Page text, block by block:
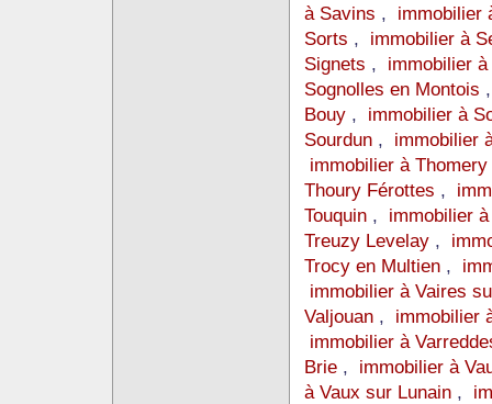
à Savins , immobilier
Sorts , immobilier à
Signets , immobilier
Sognolles en Montois
Bouy , immobilier à
Sourdun , immobilier
immobilier à Thomery
Thoury Férottes ,
Touquin , immobilier
Treuzy Levelay ,
Trocy en Multien ,
immobilier à Vaires
Valjouan , immobilier
immobilier à
Brie , immobilier à
à Vaux sur Lunain ,